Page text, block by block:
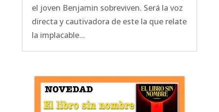
el joven Benjamin sobreviven. Será la voz
directa y cautivadora de este la que relate
la implacable...